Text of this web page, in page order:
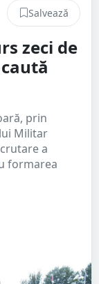
Salvează
zeci de
prin
Militar
a
formarea